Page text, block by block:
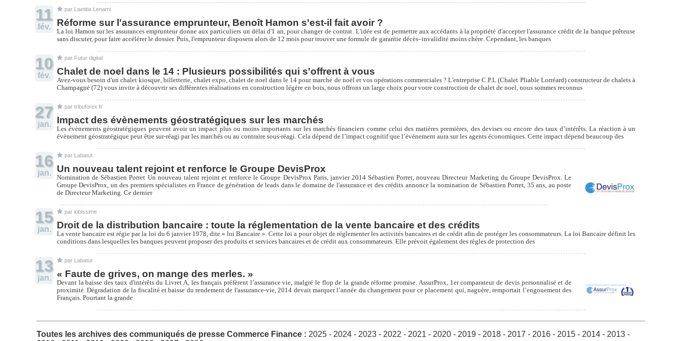
11
fév.
par Laetitia Lenami
Réforme sur l'assurance emprunteur, Benoît Hamon s'est-il fait avoir ?
La loi Hamon sur les assurances emprunteur donne aux particuliers un délai d'1 an, pour changer de contrat. L'idée est de permettre aux accédants à la propriété d'accepter l'assurance crédit de la banque prêteuse
sans discuter, pour faire accélérer le dossier. Puis, l'emprunteur disposera alors de 12 mois pour trouver une formule de garantie décès–invalidité moins chère. Cependant, les banques
10
fév.
par Futur digital
Chalet de noel dans le 14 : Plusieurs possibilités qui s'offrent à vous
Avez-vous besoin d'un chalet kiosque, billetterie, chalet expo, chalet de noel dans le 14 pour marché de noël et vos opérations commerciales ? L'entreprise C.P.L (Chalet Pliable Lorréard) constructeur de chalets à
Champagné (72) vous invite à découvrir ses différentes réalisations en construction légère en bois, nous offrons un large choix pour votre construction de chalet de noel, nous sommes reconnus
27
jan.
par tribuforex.fr
Impact des évènements géostratégiques sur les marchés
Les évènements géostratégiques peuvent avoir un impact plus ou moins importants sur les marchés financiers comme celui des matières premières, des devises ou encore des taux d’intérêts. La réaction à un
évènement géostratégique peut être sur-réagi par les marchés ou au contraire sous-réagi. Cela dépend de l’impact cognitif que l’évènement aura sur les agents économiques. Cette impact dépend beaucoup des
16
jan.
par Labatut
Un nouveau talent rejoint et renforce le Groupe DevisProx
Nomination de Sébastien Porret Un nouveau talent rejoint et renforce le Groupe DevisProx Paris, janvier 2014 Sébastien Porret, nouveau Directeur Marketing du Groupe DevisProx. Le
Groupe DevisProx, un des premiers spécialistes en France de génération de leads dans le domaine de l'assurance et des crédits annonce la nomination de Sébastien Porret, 35 ans, au poste
de Directeur Marketing. Ce dernier
15
jan.
par iobissime
Droit de la distribution bancaire : toute la réglementation de la vente bancaire et des crédits
La vente bancaire est régie par la loi du 6 janvier 1978, dite « loi Bancaire ». Cette loi a pour objet de réglementer les activités bancaires et de crédit afin de protéger les consommateurs. La loi Bancaire définit les
conditions dans lesquelles les banques peuvent proposer des produits et services bancaires et de crédit aux consommateurs. Elle prévoit également des règles de protection des
13
jan.
par Labatut
« Faute de grives, on mange des merles. »
Devant la baisse des taux d'intérêts du Livret A, les français préfèrent l’assurance vie, malgré le flop de la grande réforme promise. AssurProx, 1er comparateur de devis personnalisé et de
proximité. Dégradation de la fiscalité et baisse du rendement de l'assurance-vie, 2014 devait marquer l’année du changement pour ce placement qui, naguère, remportait l’engouement des
Français. Pourtant la grande
Toutes les archives des communiqués de presse Commerce Finance : 2025 - 2024 - 2023 - 2022 - 2021 - 2020 - 2019 - 2018 - 2017 - 2016 - 2015 - 2014 - 2013 -